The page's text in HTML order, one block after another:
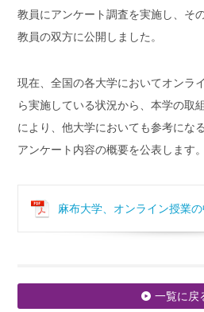
教員にアンケート調査を実施し、そ
教員の双方に公開しました。
現在、全国の各大学においてオンラ
ら実施している状況から、本学の取
により、他大学においても参考にな
アンケート内容の概要を公表します。
麻布大学、オンライン授業
一覧に戻